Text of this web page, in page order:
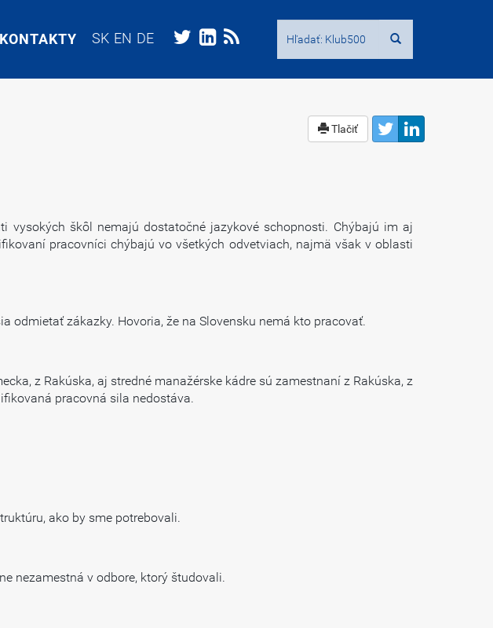
KONTAKTY SK EN DE
KONTAKTY SK EN DE
Tlačiť
vysokých škôl nemajú dostatočné jazykové schopnosti. Chýbajú im aj
pracovníci chýbajú vo všetkých odvetviach, najmä však v oblasti
odmietať zákazky. Hovoria, že na Slovensku nemá kto pracovať.
z Rakúska, aj stredné manažérske kádre sú zamestnaní z Rakúska, z
pracovná sila nedostáva.
ako by sme potrebovali.
nezamestná v odbore, ktorý študovali.